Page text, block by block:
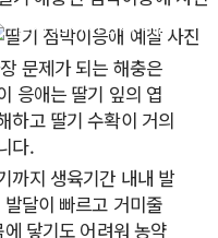
딸기 점박이응애 예찰
문제가 되는 해충은
응애는 딸기 잎의 엽
하고 딸기 수확이 거의
다.
까지 생육기간 내내 발
달이 빠르고 거미줄
닿기도 어려워 농약